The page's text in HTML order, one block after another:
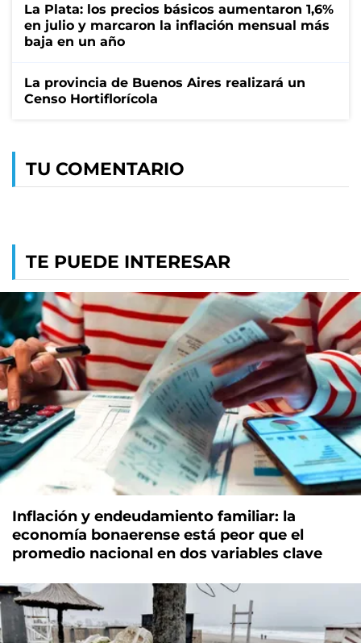
La Plata: los precios básicos aumentaron 1,6%
en julio y marcaron la inflación mensual más
baja en un año
La provincia de Buenos Aires realizará un
Censo Hortiflorícola
TU COMENTARIO
TE PUEDE INTERESAR
Inflación y endeudamiento familiar: la
economía bonaerense está peor que el
promedio nacional en dos variables clave